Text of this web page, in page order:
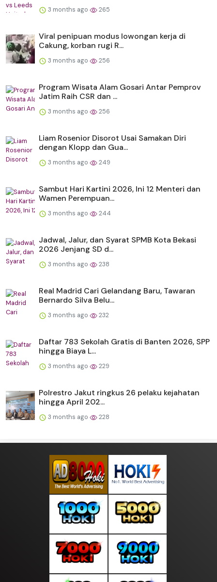
3 months ago 265
Viral penipuan modus lowongan kerja di
Cakung, korban rugi R...
3 months ago 256
Program Wisata Alam Gosari Antar Pemprov
Jatim Raih CSR dan ...
3 months ago 256
Liam Rosenior Disorot Usai Samakan Diri
dengan Klopp dan Gua...
3 months ago 249
Sambut Hari Kartini 2026, Ini 12 Menteri dan
Wamen Perempuan...
3 months ago 244
Jadwal, Jalur, dan Syarat SPMB Kota Bekasi
2026 Jenjang SD d...
3 months ago 238
Real Madrid Cari Gelandang Baru, Tawaran
Bernardo Silva Belu...
3 months ago 232
Daftar 783 Sekolah Gratis di Banten 2026, SPP
hingga Biaya L...
3 months ago 229
Polrestro Jakut ringkus 26 pelaku kejahatan
hingga April 202...
3 months ago 228